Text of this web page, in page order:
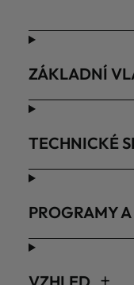
ZÁKLADNÍ
TECHNICKÉ
PROGRAMY